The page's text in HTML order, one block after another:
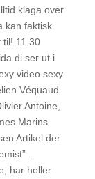
klaga over
kan faktisk
11.30
di ser ut i
video sexy
Véquaud
Antoine,
Marins
Artikel der
.
har heller